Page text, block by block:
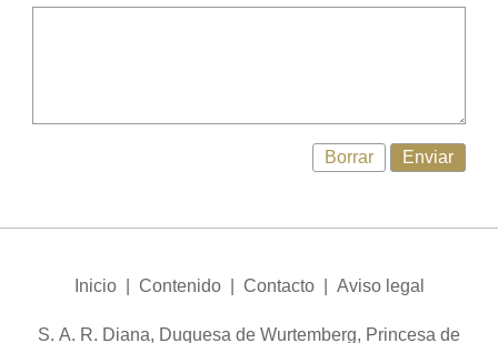
Borrar Enviar
Inicio| Contenido| Contacto| Aviso legal
S. A. R. Diana, Duquesa de Wurtemberg, Princesa de